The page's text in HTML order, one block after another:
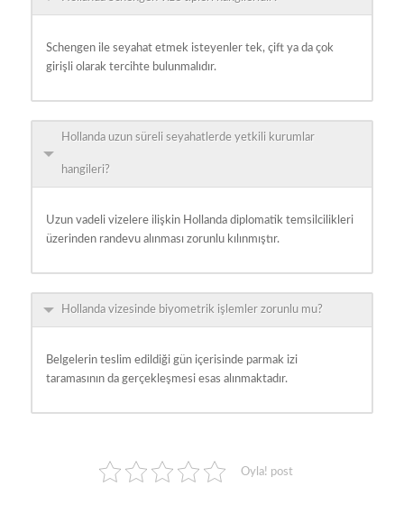
Schengen ile seyahat etmek isteyenler tek, çift ya da çok
girişli olarak tercihte bulunmalıdır.
Hollanda uzun süreli seyahatlerde yetkili kurumlar
hangileri?
Uzun vadeli vizelere ilişkin Hollanda diplomatik temsilcilikleri
üzerinden randevu alınması zorunlu kılınmıştır.
Hollanda vizesinde biyometrik işlemler zorunlu mu?
Belgelerin teslim edildiği gün içerisinde parmak izi
taramasının da gerçekleşmesi esas alınmaktadır.
Oyla! post